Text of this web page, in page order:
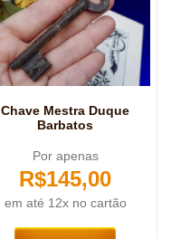
Chave Mestra Duque
Barbatos
Por apenas
R$145,00
em até 12x no cartão